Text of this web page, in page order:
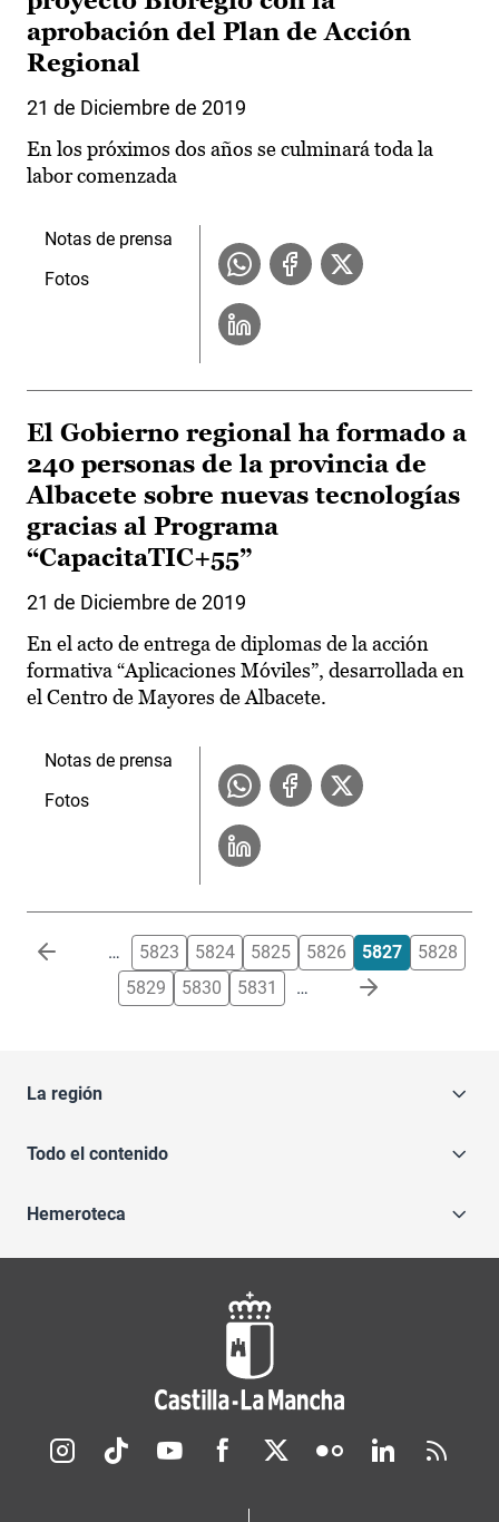
aprobación del Plan de Acción
Regional
21 de Diciembre de 2019
En los próximos dos años se culminará toda la
labor comenzada
Notas de prensa
Fotos
El Gobierno regional ha formado a
240 personas de la provincia de
Albacete sobre nuevas tecnologías
gracias al Programa
“CapacitaTIC+55”
21 de Diciembre de 2019
En el acto de entrega de diplomas de la acción
formativa “Aplicaciones Móviles”, desarrollada en
el Centro de Mayores de Albacete.
Notas de prensa
Fotos
Paginación … 5823 5824 5825 5826 5827
5828
5829
5830 5831 …
La región
Todo el contenido
Hemeroteca
Redes sociales JCCM